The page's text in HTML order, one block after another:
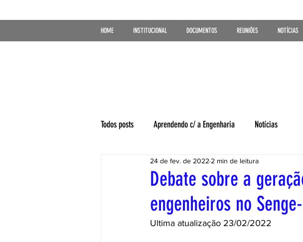
HOME INSTITUCIONAL DOCUMENTOS REUNIÕES NOTÍCIAS
Todos posts Aprendendo c/ a Engenharia Notícias
Debate sobre a
engenheiros no
24 de fev. de 2022 2 min de leitura
Ultima atualização 23/02/2022